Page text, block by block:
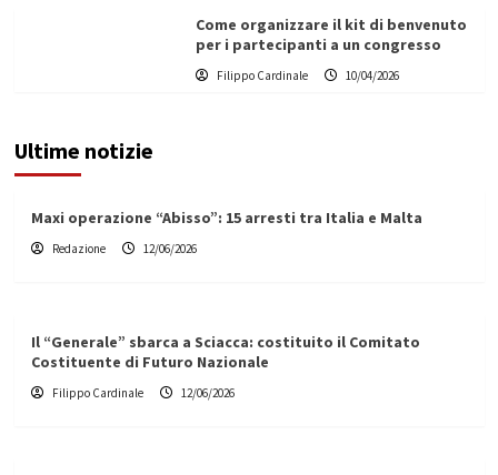
Come organizzare il kit di benvenuto
per i partecipanti a un congresso
Filippo Cardinale 10/04/2026
Ultime notizie
Maxi operazione “Abisso”: 15 arresti tra Italia e Malta
Redazione 12/06/2026
Il “Generale” sbarca a Sciacca: costituito il Comitato
Costituente di Futuro Nazionale
Filippo Cardinale 12/06/2026